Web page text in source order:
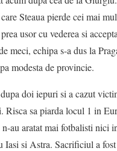
Steaua pierde cei mai
usor cu vederea si
meci, echipa s-a dus la
modesta de provincie.
doi iepuri si a cazut
Risca sa piarda locul 1 in
au aratat mai fotbalisti nici
Iasi si Astra. Sacrificiul a